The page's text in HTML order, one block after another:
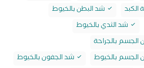
الكبد
شد البطن بالخيوط
شد الثدي بالخيوط
الجسم بالجراحة
الجسم بالخيوط
شد الجفون بالخيوط